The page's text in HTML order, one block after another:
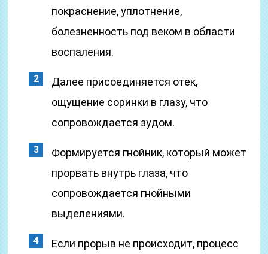
покраснение, уплотнение,
болезненность под веком в области
воспаления.
Далее присоединяется отек,
ощущение соринки в глазу, что
сопровождается зудом.
Формируется гнойник, который может
прорвать внутрь глаза, что
сопровождается гнойными
выделениями.
Если прорыв не происходит, процесс